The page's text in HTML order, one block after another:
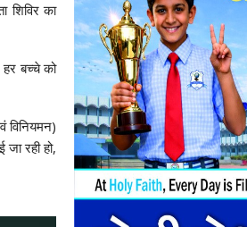
शिविर का
हर बच्चे को
विनियमन)
रही हो,